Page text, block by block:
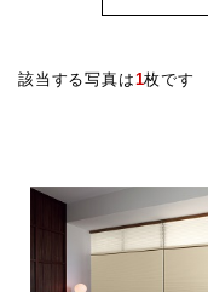
該当する写真は1枚です